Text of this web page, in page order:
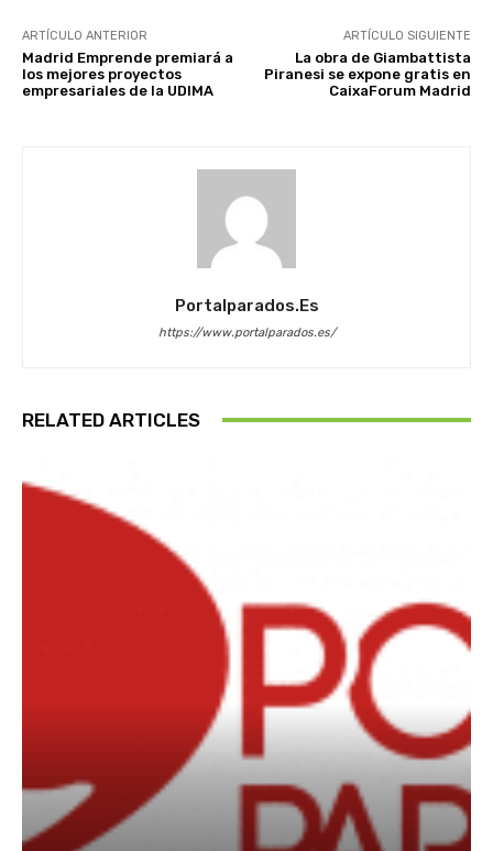
ARTÍCULO ANTERIOR
Madrid Emprende premiará a
los mejores proyectos
empresariales de la UDIMA
ARTÍCULO SIGUIENTE
La obra de Giambattista
Piranesi se expone gratis en
CaixaForum Madrid
Portalparados.es
https://www.portalparados.es/
RELATED ARTICLES